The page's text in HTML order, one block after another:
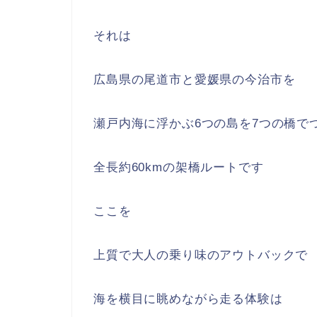
それは
広島県の尾道市と愛媛県の今治市を
瀬戸内海に浮かぶ6つの島を7つの橋で
全長約60kmの架橋ルートです
ここを
上質で大人の乗り味のアウトバックで
海を横目に眺めながら走る体験は